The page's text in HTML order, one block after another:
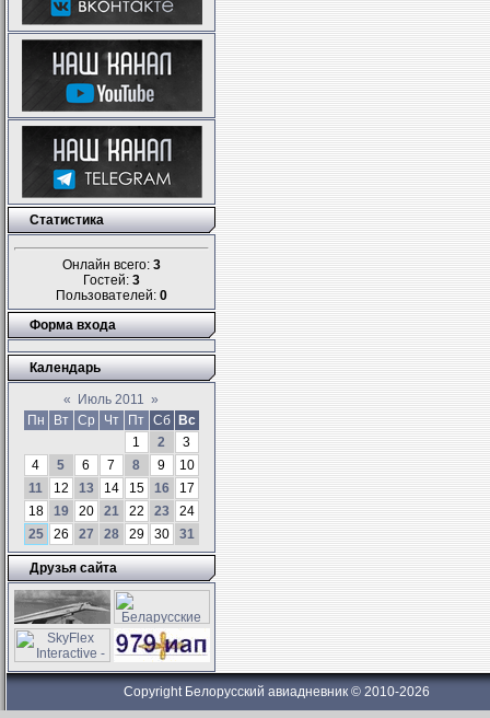
Статистика
Онлайн всего: 3
Гостей: 3
Пользователей: 0
Форма входа
Календарь
« Июль 2011 »
Пн
Вт Ср Чт Пт Сб
Вс
1
2
3
4
5 6 7 8 9
10
11
12 13 14 15 16
17
18
19 20 21 22 23
24
25
26 27 28 29 30 31
Друзья сайта
Copyright Белорусский авиадневник © 2010-2026